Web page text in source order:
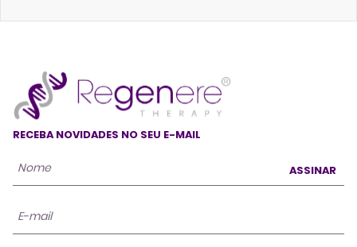
RECEBA NOVIDADES NO SEU E-MAIL
ASSINAR